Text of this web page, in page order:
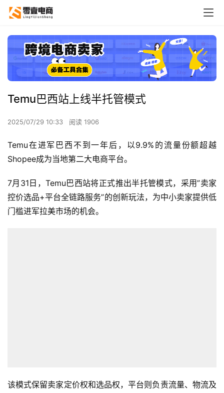
Temu巴西站上线半托管模式
2025/07/29 10:33 阅读 1906
Temu在进军巴西不到一年后，以9.9%的流量份额超越
Shopee成为当地第二大电商平台。
7月31日，Temu巴西站将正式推出半托管模式，采用”卖家
控价选品+平台全链路服务”的创新玩法，为中小卖家提供低
门槛进军拉美市场的机会。
该模式保留卖家定价权和选品权，平台则负责流量、物流及